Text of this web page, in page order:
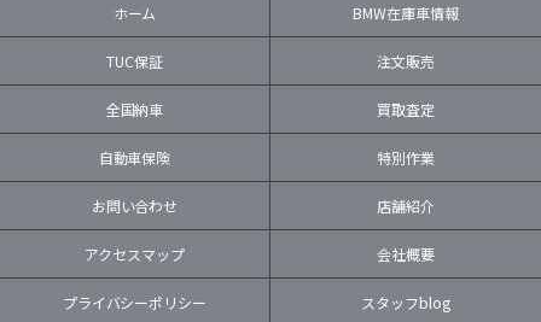
ホーム BMW在庫車情報
TUC保証 注文販売
全国納車 買取査定
自動車保険 特別作業
お問い合わせ 店舗紹介
アクセスマップ 会社概要
プライバシーポリシー スタッフblog